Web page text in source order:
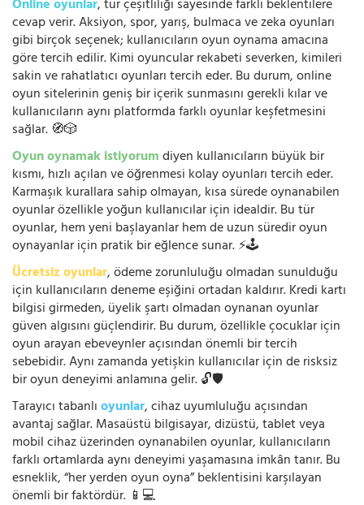
Online oyunlar, tür çeşitliliği sayesinde farklı beklentilere
cevap verir. Aksiyon, spor, yarış, bulmaca ve zeka oyunları
gibi birçok seçenek; kullanıcıların oyun oynama amacına
göre tercih edilir. Kimi oyuncular rekabeti severken, kimileri
sakin ve rahatlatıcı oyunları tercih eder. Bu durum, online
oyun sitelerinin geniş bir içerik sunmasını gerekli kılar ve
kullanıcıların aynı platformda farklı oyunlar keşfetmesini
sağlar. 🧭🎲
Oyun oynamak istiyorumdiyen kullanıcıların büyük bir
kısmı, hızlı açılan ve öğrenmesi kolay oyunları tercih eder.
Karmaşık kurallara sahip olmayan, kısa sürede oynanabilen
oyunlar özellikle yoğun kullanıcılar için idealdir. Bu tür
oyunlar, hem yeni başlayanlar hem de uzun süredir oyun
oynayanlar için pratik bir eğlence sunar. ⚡🕹️
Ücretsiz oyunlar, ödeme zorunluluğu olmadan sunulduğu
için kullanıcıların deneme eşiğini ortadan kaldırır. Kredi kartı
bilgisi girmeden, üyelik şartı olmadan oynanan oyunlar
güven algısını güçlendirir. Bu durum, özellikle çocuklar için
oyun arayan ebeveynler açısından önemli bir tercih
sebebidir. Aynı zamanda yetişkin kullanıcılar için de risksiz
bir oyun deneyimi anlamına gelir. 🔓🛡️
Tarayıcı tabanlıoyunlar, cihaz uyumluluğu açısından
avantaj sağlar. Masaüstü bilgisayar, dizüstü, tablet veya
mobil cihaz üzerinden oynanabilen oyunlar, kullanıcıların
farklı ortamlarda aynı deneyimi yaşamasına imkân tanır. Bu
esneklik, “her yerden oyun oyna” beklentisini karşılayan
önemli bir faktördür. 📱💻